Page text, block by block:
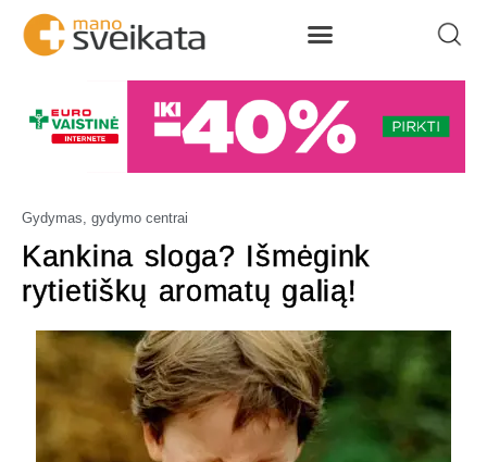
Gydymas, gydymo centrai
Kankina sloga? Išmėgink
rytietiškų aromatų galią!